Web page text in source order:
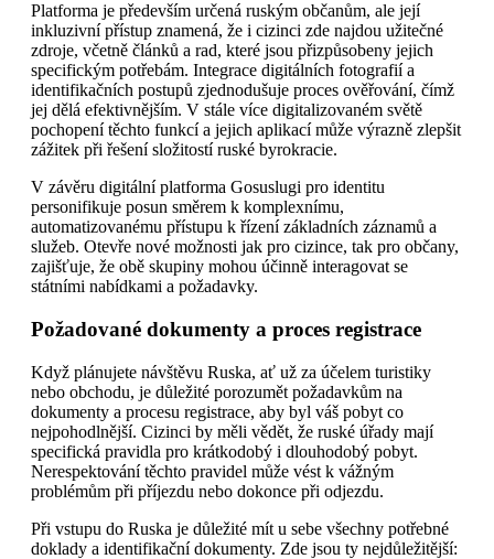
Platforma je především určená ruským občanům, ale její
inkluzivní přístup znamená, že i cizinci zde najdou užitečné
zdroje, včetně článků a rad, které jsou přizpůsobeny jejich
specifickým potřebám. Integrace digitálních fotografií a
identifikačních postupů zjednodušuje proces ověřování, čímž
jej dělá efektivnějším. V stále více digitalizovaném světě
pochopení těchto funkcí a jejich aplikací může výrazně zlepšit
zážitek při řešení složitostí ruské byrokracie.
V závěru digitální platforma Gosuslugi pro identitu
personifikuje posun směrem k komplexnímu,
automatizovanému přístupu k řízení základních záznamů a
služeb. Otevře nové možnosti jak pro cizince, tak pro občany,
zajišťuje, že obě skupiny mohou účinně interagovat se
státními nabídkami a požadavky.
Požadované dokumenty a proces registrace
Když plánujete návštěvu Ruska, ať už za účelem turistiky
nebo obchodu, je důležité porozumět požadavkům na
dokumenty a procesu registrace, aby byl váš pobyt co
nejpohodlnější. Cizinci by měli vědět, že ruské úřady mají
specifická pravidla pro krátkodobý i dlouhodobý pobyt.
Nerespektování těchto pravidel může vést k vážným
problémům při příjezdu nebo dokonce při odjezdu.
Při vstupu do Ruska je důležité mít u sebe všechny potřebné
doklady a identifikační dokumenty. Zde jsou ty nejdůležitější: